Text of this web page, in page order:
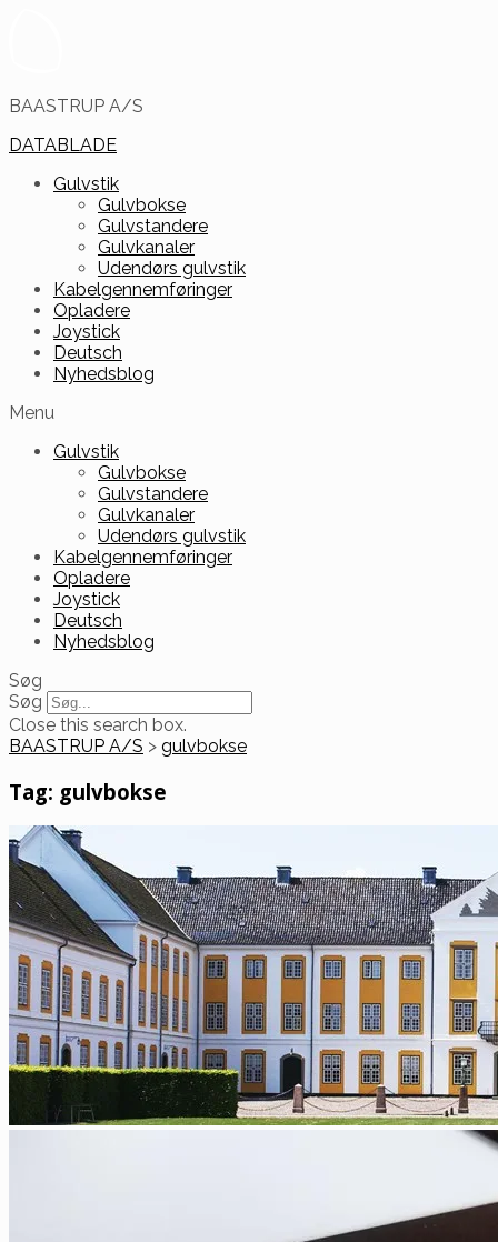
BAASTRUP A/S
DATABLADE
Gulvstik
Gulvbokse
Gulvstandere
Gulvkanaler
Udendørs gulvstik
Kabelgennemføringer
Opladere
Joystick
Deutsch
Nyhedsblog
Menu
Gulvstik
Gulvbokse
Gulvstandere
Gulvkanaler
Udendørs gulvstik
Kabelgennemføringer
Opladere
Joystick
Deutsch
Nyhedsblog
Søg
Søg
Close this search box.
BAASTRUP A/S > gulvbokse
Tag: gulvbokse